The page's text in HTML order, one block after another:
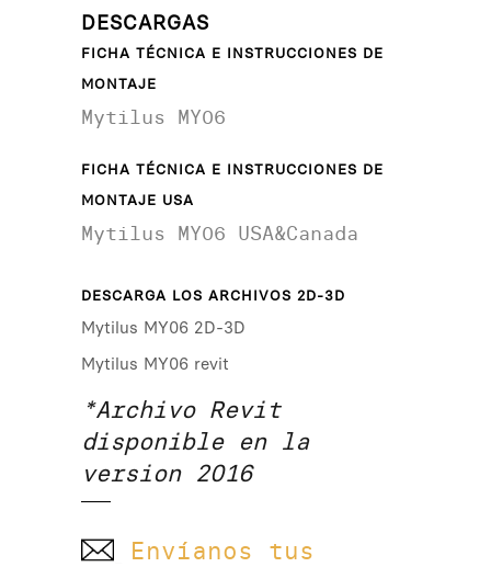
DESCARGAS
FICHA TÉCNICA E INSTRUCCIONES DE
MONTAJE
Mytilus MY06
FICHA TÉCNICA E INSTRUCCIONES DE
MONTAJE USA
Mytilus MY06 USA&Canada
DESCARGA LOS ARCHIVOS 2D-3D
Mytilus MY06 2D-3D
Mytilus MY06 revit
*Archivo Revit
disponible en la
version 2016
Envíanos tus